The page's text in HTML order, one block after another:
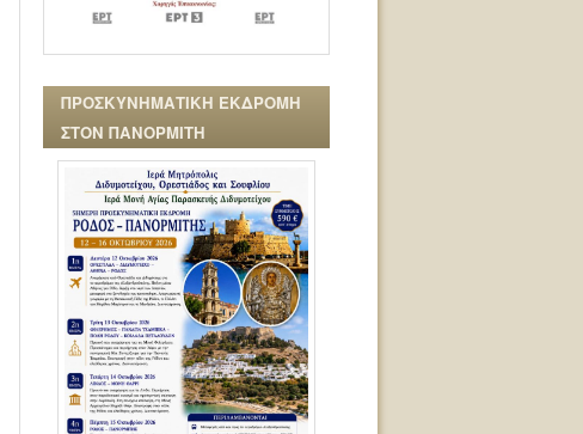
ΠΡΟΣΚΥΝΗΜΑΤΙΚΗ ΕΚΔΡΟΜΗ
ΣΤΟΝ ΠΑΝΟΡΜΙΤΗ